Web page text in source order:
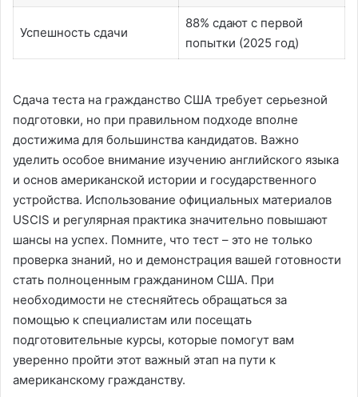
Успешность сдачи
88% сдают с первой
попытки (2025 год)
Сдача теста на гражданство США требует серьезной
подготовки, но при правильном подходе вполне
достижима для большинства кандидатов. Важно
уделить особое внимание изучению английского языка
и основ американской истории и государственного
устройства. Использование официальных материалов
USCIS и регулярная практика значительно повышают
шансы на успех. Помните, что тест – это не только
проверка знаний, но и демонстрация вашей готовности
стать полноценным гражданином США. При
необходимости не стесняйтесь обращаться за
помощью к специалистам или посещать
подготовительные курсы, которые помогут вам
уверенно пройти этот важный этап на пути к
американскому гражданству.